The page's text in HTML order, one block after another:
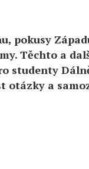
pokusy
Těchto a
studenty
otázky a